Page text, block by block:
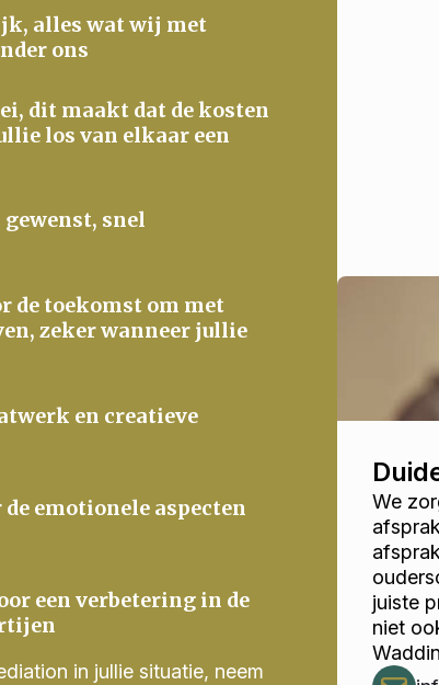
alles wat wij met
ons
dit maakt dat de kosten
los van elkaar een
snel
de toekomst om met
zeker wanneer jullie
en creatieve
emotionele aspecten
een verbetering in de
in jullie situatie, neem
We
juiste
niet